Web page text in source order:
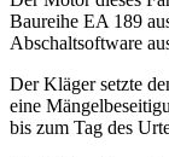
Baureihe EA 189
Abschaltsoftware
Der Kläger setzte
eine
bis zum Tag des